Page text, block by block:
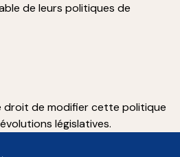
de leurs politiques de
droit de modifier cette politique
législatives.